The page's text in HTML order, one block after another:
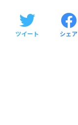
ツイート シェア